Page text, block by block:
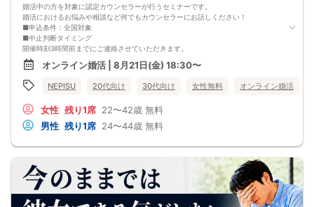
婚活中の方を対象に認定カウンセラーが行うセミナーです。
婚活におけるお悩みや相談など何でもカウンセラーにお話しください！
■申込条件：全国対象
■中止判断タイミング
開催時刻3時間前までにご連絡させていただきます。
■注意事項
・キャンセルされる場合は、オミカレのメッセージ機能から必ずご連絡下さい。
・セミナー当日、セミナーの進行をスムーズに行う為、スタッフの指示に従って
ください。
・悪質な場合は今後一切弊社のイベントに参加できなくなる可能性があります。
・弊社ではセミナー中やセミナー終了後発生したトラブルには一切関与いたしま
せん。
・外国人の方の参加はご遠慮ください。日本語での円滑なコミュニケーションが
可能な方に限ります。(For Japanese people only)
オンライン婚活 | 8月21日(金) 18:30〜
NEPISU 20代向け 30代向け 女性無料 オンライン婚活
女性 残り1席 22〜42歳 無料
男性 残り1席 24〜44歳 無料